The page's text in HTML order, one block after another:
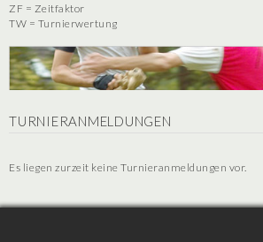
ZF = Zeitfaktor
TW = Turnierwertung
TURNIERANMELDUNGEN
Es liegen zurzeit keine Turnieranmeldungen vor.